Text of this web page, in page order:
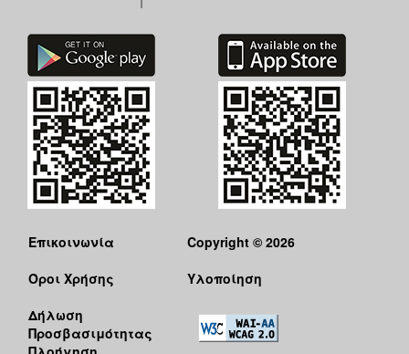
Επικοινωνία
Όροι Χρήσης
Δήλωση
Προσβασιμότητας
Copyright © 2026
Υλοποίηση